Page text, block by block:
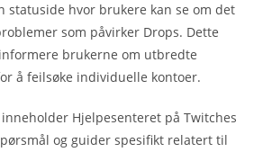
statuside hvor brukere kan se om det
som påvirker Drops. Dette
brukerne om utbredte
å feilsøke individuelle kontoer.
Hjelpesenteret på Twitches
og guider spesifikt relatert til